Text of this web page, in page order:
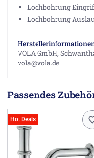
Lochbohrung
Lochbohrung
VOLA GmbH,
vola@vola.de
Passendes
Hot Deals